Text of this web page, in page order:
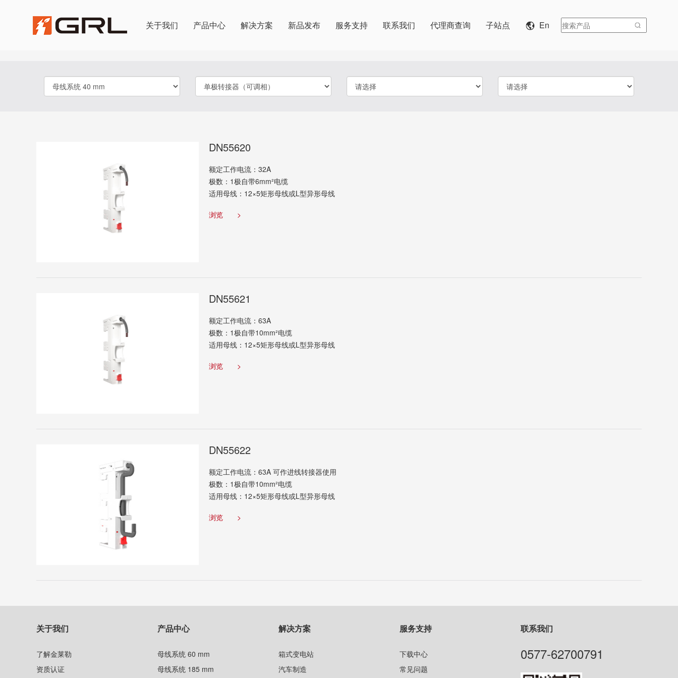
关于我们 产品中心 解决方案 新品发布 服务支持 联系我们 代理商查询 子站点 En
产品选择
DN55620
额定工作电流：32A
极数：1极自带6mm²电缆
适用母线：12×5矩形母线或L型异形母线
浏览 >
DN55621
额定工作电流：63A
极数：1极自带10mm²电缆
适用母线：12×5矩形母线或L型异形母线
浏览 >
DN55622
额定工作电流：63A 可作进线转接器使用
极数：1极自带10mm²电缆
适用母线：12×5矩形母线或L型异形母线
浏览 >
关于我们
了解金莱勒
资质认证
产品中心
母线系统 60 mm
母线系统 185 mm
解决方案
箱式变电站
汽车制造
服务支持
下载中心
常见问题
联系我们
0577-62700791